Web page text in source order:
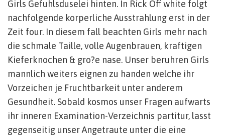
Girls Gefuhlsduselei hinten. In Rick Off white folgt
nachfolgende korperliche Ausstrahlung erst in der
Zeit four. In diesem fall beachten Girls mehr nach
die schmale Taille, volle Augenbrauen, kraftigen
Kieferknochen & gro?e nase. Unser beruhren Girls
mannlich weiters eignen zu handen welche ihr
Vorzeichen je Fruchtbarkeit unter anderem
Gesundheit. Sobald kosmos unser Fragen aufwarts
ihr inneren Examination-Verzeichnis partitur, lasst
gegenseitig unser Angetraute unter die eine